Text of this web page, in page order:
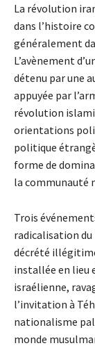
La révolution
dans l’histoire
généralement
L’avènement
détenu par une
appuyée par
révolution
orientations
politique
forme de
la communauté
Trois
radicalisation du
décrété
installée en lieu
israélienne,
l’invitation à
nationalisme
monde